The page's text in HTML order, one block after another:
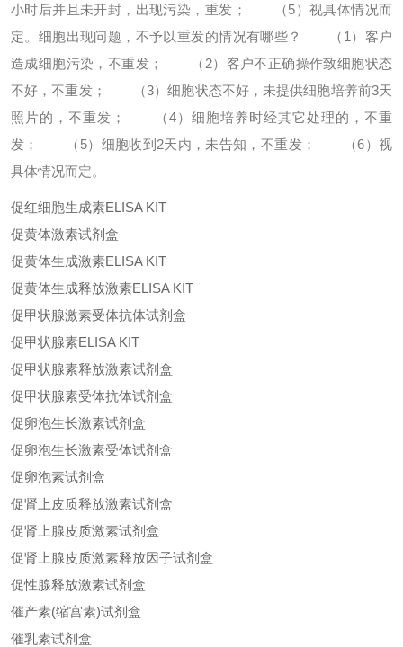
小时后并且未开封，出现污染，重发；
（5）视具体情况而
定。 细胞出现问题，不予以重发的情况有哪些？
（1）客户
造成细胞污染，不重发；
（2）客户不正确操作致细胞状态
不好，不重发；
（3）细胞状态不好，未提供细胞培养前3天
照片的，不重发；
（4）细胞培养时经其它处理的，不重
发；
（5）细胞收到2天内，未告知，不重发；
（6）视
具体情况而定。
促红细胞生成素ELISA KIT
促黄体激素试剂盒
促黄体生成激素ELISA KIT
促黄体生成释放激素ELISA KIT
促甲状腺激素受体抗体试剂盒
促甲状腺素ELISA KIT
促甲状腺素释放激素试剂盒
促甲状腺素受体抗体试剂盒
促卵泡生长激素试剂盒
促卵泡生长激素受体试剂盒
促卵泡素试剂盒
促肾上皮质释放激素试剂盒
促肾上腺皮质激素试剂盒
促肾上腺皮质激素释放因子试剂盒
促性腺释放激素试剂盒
催产素(缩宫素)试剂盒
催乳素试剂盒